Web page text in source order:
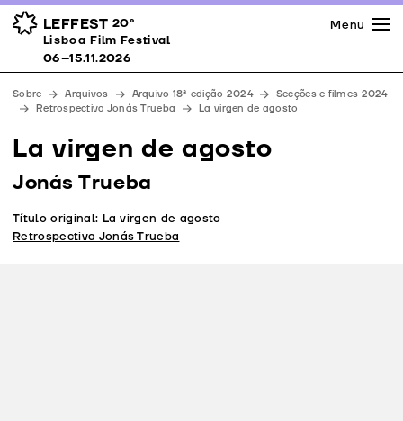
LEFFEST 20º
Lisboa Film Festival 06–15.11.2026
Prémios
Espaços
Apoios
Equipa
Downloads
Contactos
Menu
Lisboa Film Festival
06–15.11.2026
Sobre Arquivos Arquivo 18ª edição 2024
Secções e filmes 2024
Retrospectiva Jonás Trueba
La virgen de agosto
La virgen de agosto
Jonás Trueba
Título original: La virgen de agosto
Retrospectiva Jonás Trueba